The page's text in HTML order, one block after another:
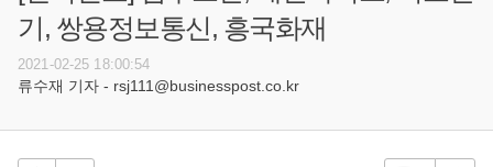
기, 쌍용정보통신, 흥국화재
2021-02-25 18:00:54
류수재 기자 - rsj111@businesspost.co.kr